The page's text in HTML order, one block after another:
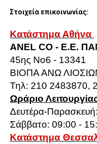
Στοιχεία επικοινωνίας:
Κατάστημα Αθήνα
ANEL CO - E.E.
45ης No6 - 13341
ΒΙΟΠΑ ΑΝΩ
Τηλ: 210 2483870,
Ωράριο
Δευτέρα-
Σάββατο: 09:00 -
Κατάστημα